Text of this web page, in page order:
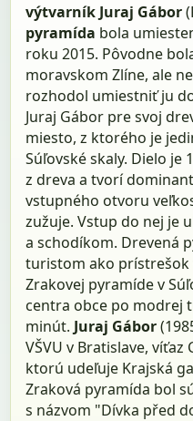
výtvarník Juraj Gábor
pyramída bola
roku 2015. Pôvodne
moravskom Zlíne, ale
rozhodol umiestniť ju
Juraj Gábor pre svoj
miesto, z ktorého je
Súľovské skaly. Dielo je
z dreva a tvorí
vstupného otvoru
zužuje. Vstup do nej je
a schodíkom. Drevená
turistom ako prístrešok
Zrakovej pyramíde v
centra obce po modrej
minút. Juraj Gábor
VŠVU v Bratislave, víťaz
ktorú udeľuje Krajská
Zraková pyramída bol
s názvom "Dívka před